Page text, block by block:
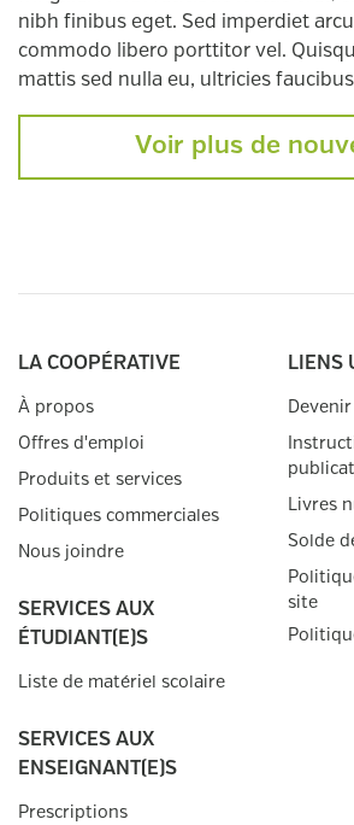
nibh finibus eget. Sed imperdiet
commodo libero porttitor vel.
mattis sed nulla eu, ultricies
Voir plus de
LA COOPÉRATIVE
À propos
Offres d'emploi
Produits et services
Politiques commerciales
Nous joindre
SERVICES AUX
ÉTUDIANT(E)S
Liste de matériel scolaire
SERVICES AUX
ENSEIGNANT(E)S
Prescriptions
LIENS
Livres
Solde
site